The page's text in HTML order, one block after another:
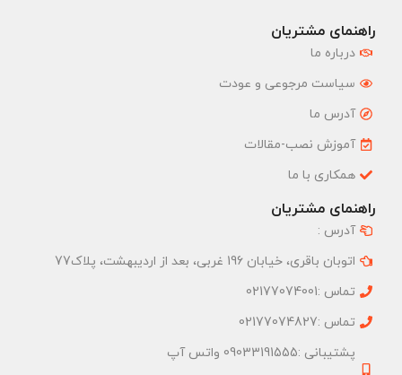
راهنمای مشتریان
درباره ما
سیاست مرجوعی و عودت
آدرس ما
آموزش نصب-مقالات
همکاری با ما
راهنمای مشتریان
آدرس :
اتوبان باقری، خیابان 196 غربی، بعد از اردیبهشت، پلاک77
تماس :02177074001
تماس :02177074827
پشتیبانی :09033191555 واتس آپ